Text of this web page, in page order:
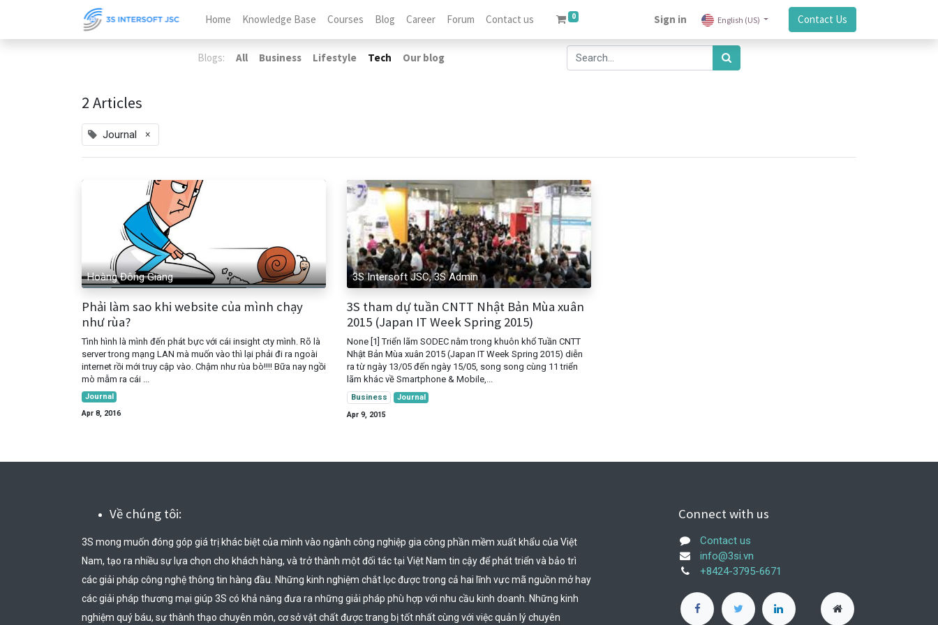
Home Knowledge Base Courses Blog Career Forum Contact us 0 Sign in English (US) Contact Us
Blogs: All Business Lifestyle Tech Our blog
2 Articles
Journal ×
Hoàng Đông Giang
Phải làm sao khi website của mình chạy
như rùa?
Tình hình là mình đến phát bực với cái insight cty mình. Rõ là
server trong mạng LAN mà muốn vào thì lại phải đi ra ngoài
internet rồi mới truy cập vào. Chậm như rùa bò!!!! Bữa nay ngồi
mò mẫm ra cái ...
Journal
Apr 8, 2016
3S Intersoft JSC, 3S Admin
3S tham dự tuần CNTT Nhật Bản Mùa xuân
2015 (Japan IT Week Spring 2015)
None [1] Triển lãm SODEC nằm trong khuôn khổ Tuần CNTT
Nhật Bản Mùa xuân 2015 (Japan IT Week Spring 2015) diễn
ra từ ngày 13/05 đến ngày 15/05, song song cùng 11 triển
lãm khác về Smartphone & Mobile,...
Business
Journal
Apr 9, 2015
Về chúng tôi:
3S mong muốn đóng góp giá trị khác biệt của mình vào ngành công nghiệp gia công phần mềm xuất khẩu của Việt
Nam, tạo ra nhiều sự lựa chọn cho khách hàng, và trở thành một đối tác tại Việt Nam tin cậy để phát triển và bảo trì
các giải pháp công nghệ thông tin hàng đầu. Những kinh nghiệm chắt lọc được trong cả hai lĩnh vực mã nguồn mở hay
các giải pháp thương mại giúp 3S có khả năng đưa ra những giải pháp phù hợp với nhu cầu kinh doanh. Những kinh
nghiệm quý báu, sự thành thạo chuyên môn, cơ sở vật chất được trang bị tốt nhất cùng với việc quản lý chuyên
Connect with us
Contact us
info@3si.vn
+8424-3795-6671